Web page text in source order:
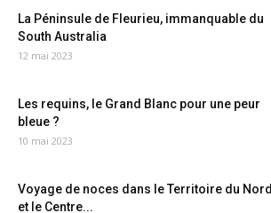
La Péninsule de Fleurieu, immanquable du
South Australia
12 mai 2023
Les requins, le Grand Blanc pour une peur
bleue ?
10 mai 2023
Voyage de noces dans le Territoire du Nord
et le Centre...